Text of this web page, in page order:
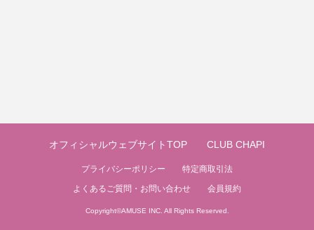
オフィシャルウェブサイトTOP CLUB CHAPI
プライバシーポリシー
特定商取引法
よくあるご質問・お問い合わせ
会員規約
Copyright©AMUSE INC. All Rights Reserved.